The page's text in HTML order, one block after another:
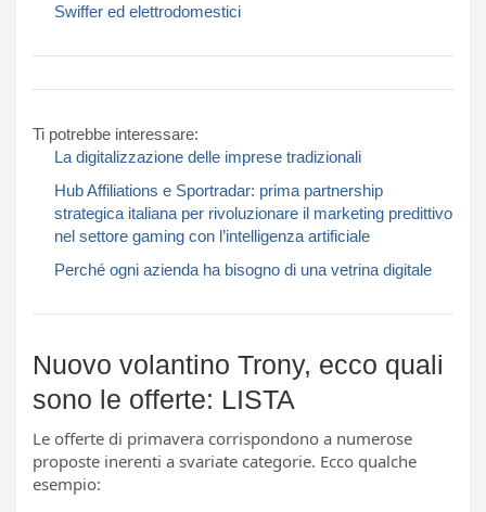
Swiffer ed elettrodomestici
Ti potrebbe interessare:
La digitalizzazione delle imprese tradizionali
Hub Affiliations e Sportradar: prima partnership
strategica italiana per rivoluzionare il marketing predittivo
nel settore gaming con l’intelligenza artificiale
Perché ogni azienda ha bisogno di una vetrina digitale
Nuovo volantino Trony, ecco quali
sono le offerte: LISTA
Le offerte di primavera corrispondono a numerose
proposte inerenti a svariate categorie. Ecco qualche
esempio: